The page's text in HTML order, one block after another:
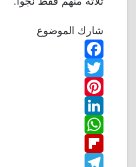
شارك الموضوع
F
a
c
e
b
o
T
w
i
P
i
n
L
n
W
hF